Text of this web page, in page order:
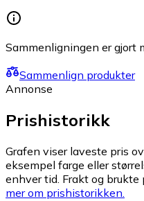
Sammenligningen er gjort
Sammenlign produkter
Annonse
Prishistorikk
Grafen viser laveste pris
eksempel farge eller
enhver tid. Frakt og brukte
mer om prishistorikken.